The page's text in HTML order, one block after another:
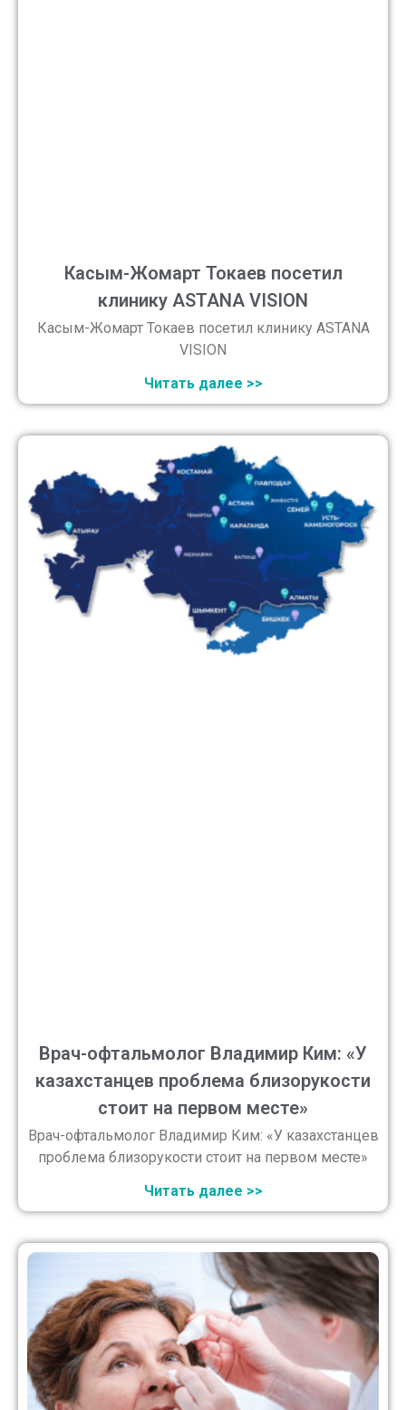
Касым-Жомарт Токаев посетил
клинику ASTANA VISION
Касым-Жомарт Токаев посетил клинику ASTANA
VISION
Читать далее >>
Врач-офтальмолог Владимир Ким: «У
казахстанцев проблема близорукости
стоит на первом месте»
Врач-офтальмолог Владимир Ким: «У казахстанцев
проблема близорукости стоит на первом месте»
Читать далее >>